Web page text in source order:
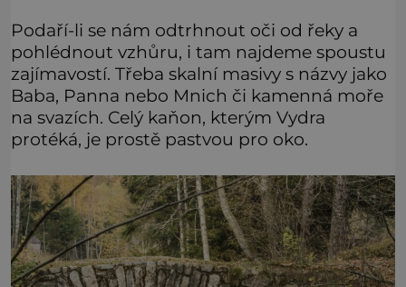
Podaří-li se nám odtrhnout oči od řeky a
pohlédnout vzhůru, i tam najdeme spoustu
zajímavostí. Třeba skalní masivy s názvy jako
Baba, Panna nebo Mnich či kamenná moře
na svazích. Celý kaňon, kterým Vydra
protéká, je prostě pastvou pro oko.